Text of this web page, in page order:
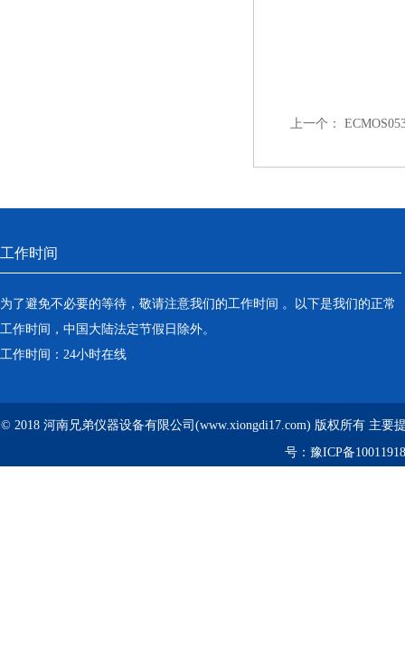
上一个：
工作时间
为了避免不必要的等待，敬请注意我们的工作时间 。以下是我们的正常
工作时间，中国大陆法定节假日除外。
工作时间：24小时在线
© 2018 河南兄弟仪器设备有限公司(www.xiongdi17.com) 版权所有 主要
号： 豫ICP备